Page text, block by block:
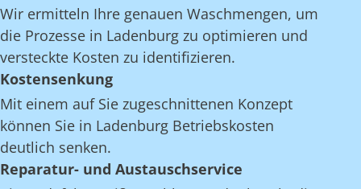
Wir ermitteln Ihre genauen Waschmengen, um
die Prozesse in Ladenburg zu optimieren und
versteckte Kosten zu identifizieren.
Kostensenkung
Mit einem auf Sie zugeschnittenen Konzept
können Sie in Ladenburg Betriebskosten
deutlich senken.
Reparatur- und Austauschservice